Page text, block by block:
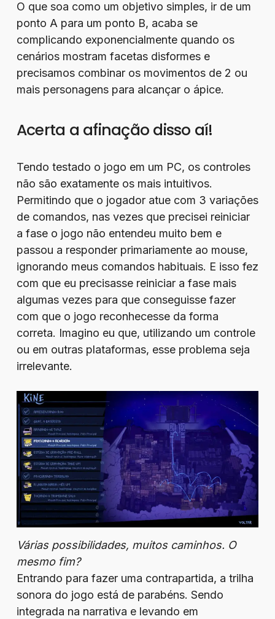
O que soa como um objetivo simples, ir de um
ponto A para um ponto B, acaba se
complicando exponencialmente quando os
cenários mostram facetas disformes e
precisamos combinar os movimentos de 2 ou
mais personagens para alcançar o ápice.
Acerta a afinação disso aí!
Tendo testado o jogo em um PC, os controles
não são exatamente os mais intuitivos.
Permitindo que o jogador atue com 3 variações
de comandos, nas vezes que precisei reiniciar
a fase o jogo não entendeu muito bem e
passou a responder primariamente ao mouse,
ignorando meus comandos habituais. E isso fez
com que eu precisasse reiniciar a fase mais
algumas vezes para que conseguisse fazer
com que o jogo reconhecesse da forma
correta. Imagino eu que, utilizando um controle
ou em outras plataformas, esse problema seja
irrelevante.
Várias possibilidades, muitos caminhos. O
mesmo fim?
Entrando para fazer uma contrapartida, a trilha
sonora do jogo está de parabéns. Sendo
integrada na narrativa e levando em